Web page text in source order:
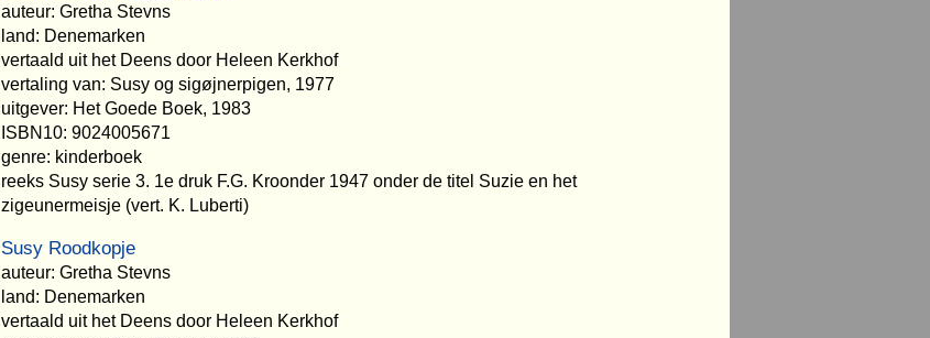
auteur: Gretha Stevns
land: Denemarken
vertaald uit het Deens door Heleen Kerkhof
vertaling van: Susy og sigøjnerpigen, 1977
uitgever: Het Goede Boek, 1983
ISBN10: 9024005671
genre: kinderboek
reeks Susy serie 3. 1e druk F.G. Kroonder 1947 onder de titel Suzie en het
zigeunermeisje (vert. K. Luberti)
Susy Roodkopje
auteur: Gretha Stevns
land: Denemarken
vertaald uit het Deens door Heleen Kerkhof